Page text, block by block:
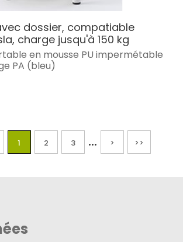
dossier, compatiable
charge jusqu'à 150 kg
en mousse PU impermétable
PA (bleu)
1 2 3 ... > >>